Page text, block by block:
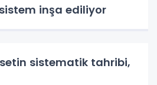
inşa ediliyor
sistematik tahribi,